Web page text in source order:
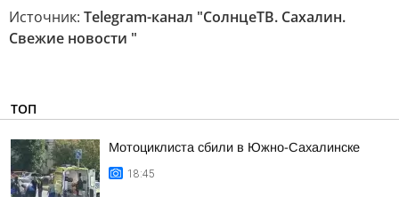
Источник: Telegram-канал "СолнцеТВ. Сахалин.
Свежие новости "
ТОП
Мотоциклиста сбили в Южно-Сахалинске
18:45